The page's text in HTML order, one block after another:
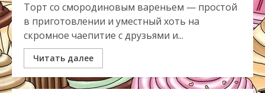
Торт со смородиновым вареньем — простой
в приготовлении и уместный хоть на
скромное чаепитие с друзьями и...
Читать далее